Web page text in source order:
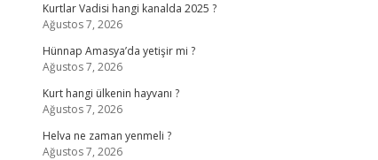
Kurtlar Vadisi hangi kanalda 2025 ?
Ağustos 7, 2026
Hünnap Amasya’da yetişir mi ?
Ağustos 7, 2026
Kurt hangi ülkenin hayvanı ?
Ağustos 7, 2026
Helva ne zaman yenmeli ?
Ağustos 7, 2026